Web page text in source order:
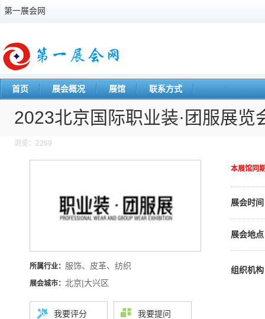
第一展会网
首页 展会概况 展馆 联系方式
2023北京国际职业装·团服展览
浏览：2269
本展馆同
展会时
展会地
组织机构
所属行业： 服饰、皮革、纺织
展会城市： 北京|大兴区
我要评分 我要提问